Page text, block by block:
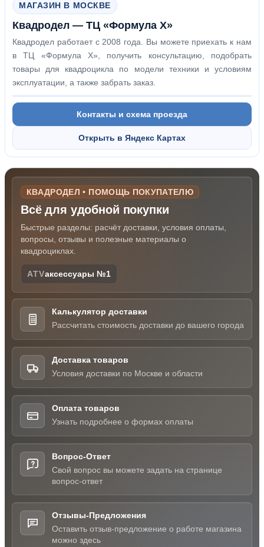
МАГАЗИН В МОСКВЕ
Квадродел — ТЦ «Формула Х»
Квадродел работает с 2008 года. Вы можете приехать к нам
в ТЦ «Формула Х», получить консультацию, подобрать
товары для квадроцикла по модели техники и условиям
эксплуатации, а также забрать заказ.
Контакты и схема проезда
Открыть в Яндекс Картах
КВАДРОДЕЛ • ПОМОЩЬ ПОКУПАТЕЛЮ
Всё для удобной покупки
Быстрые разделы: расчёт доставки, условия оплаты,
вопросы, отзывы и полезные материалы о
квадроциклах.
ATVаксессуары №1
Калькулятор доставки
Рассчитать стоимость доставки до вашего города
Доставка товаров
Условия доставки по Москве и области
Оплата товаров
Узнать подробнее о формах оплаты
Вопрос-Ответ
Свой вопрос вы можете задать на странице
вопрос-ответ
Отзывы-Предложения
Оставить отзыв-предложение о работе магазина
можно здесь